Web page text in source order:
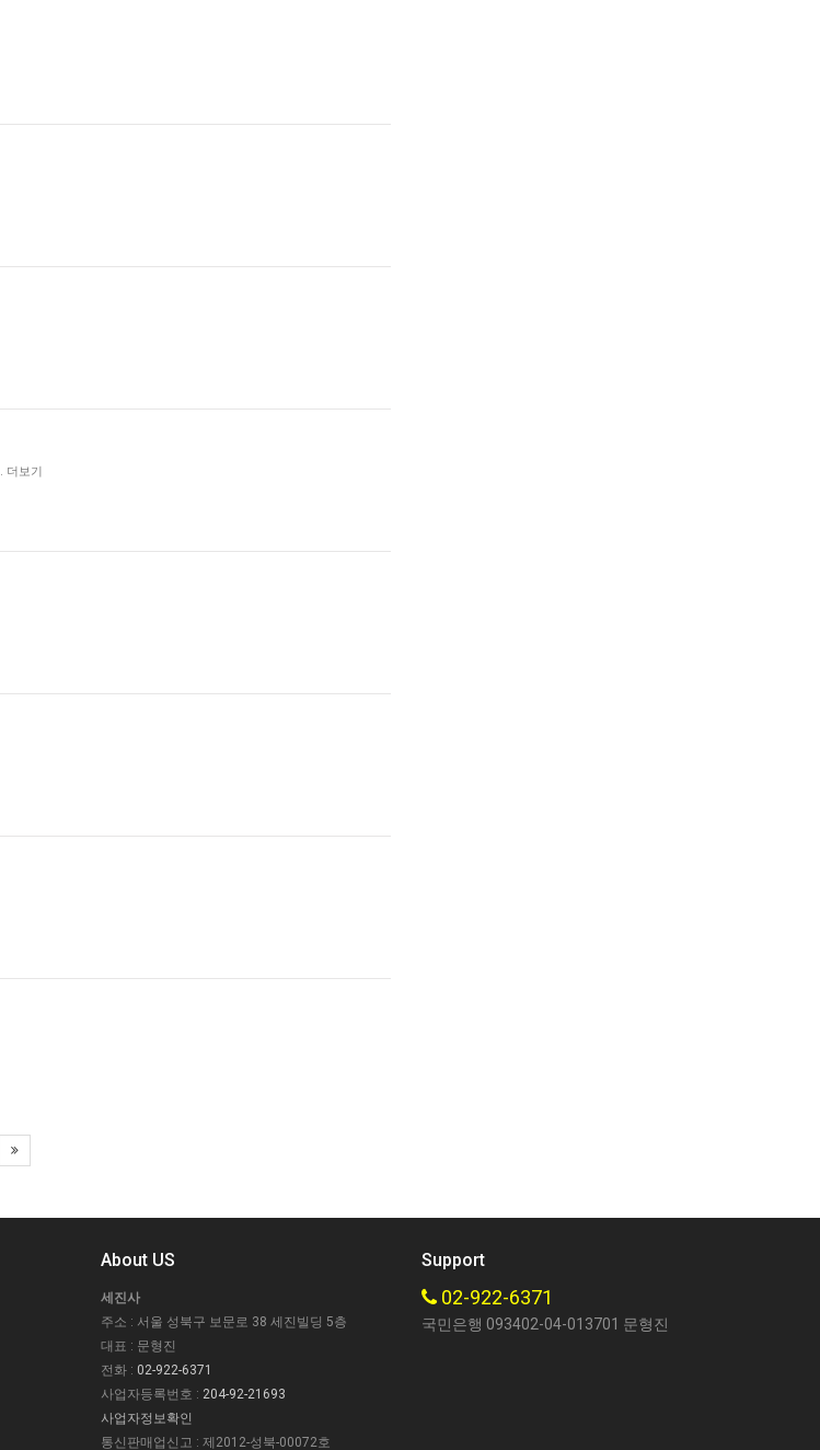
더보기
About US
세진사
주소 : 서울 성북구 보문로 38 세진빌딩 5층
대표 : 문형진
전화 : 02-922-6371
사업자등록번호 : 204-92-21693
사업자정보확인
통신판매업신고 : 제2012-성북-00072호
Support
02-922-6371
국민은행 093402-04-013701 문형진